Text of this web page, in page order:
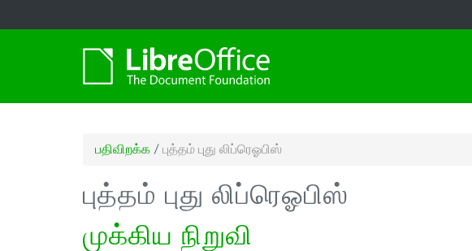
பதிவிறக்க / புத்தம் புது லிப்ரெஓபிஸ்
புத்தம் புது லிப்ரெஓபிஸ்
முக்கிய நிறுவி